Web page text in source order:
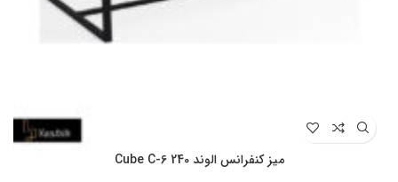
میز کنفرانس الوند Cube C-6 240